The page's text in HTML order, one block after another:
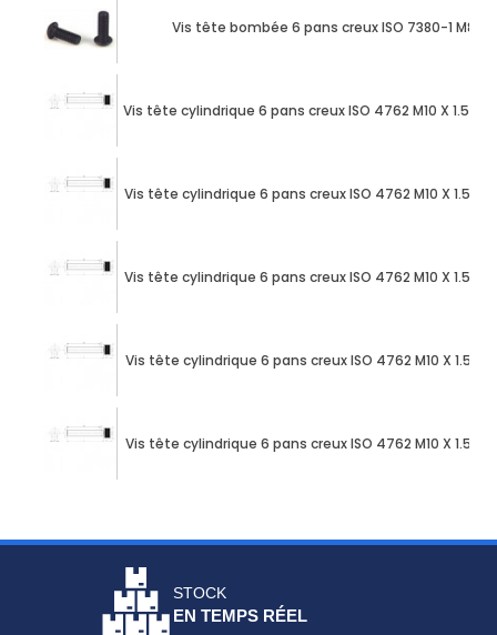
Vis tête bombée 6 pans creux ISO 7380-1 M8 X
Vis tête cylindrique 6 pans creux ISO 4762 M10 X 1.50 X
Vis tête cylindrique 6 pans creux ISO 4762 M10 X 1.50
Vis tête cylindrique 6 pans creux ISO 4762 M10 X 1.50
Vis tête cylindrique 6 pans creux ISO 4762 M10 X 1.50
Vis tête cylindrique 6 pans creux ISO 4762 M10 X 1.50
STOCK
EN TEMPS RÉEL